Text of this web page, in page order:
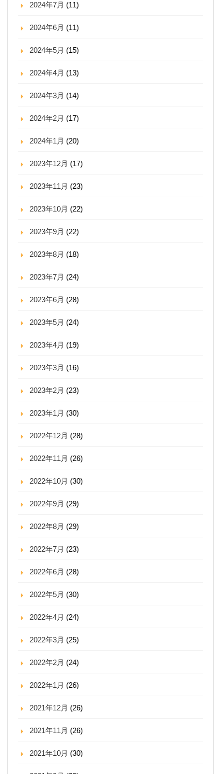
2024年7月 (11)
2024年6月 (11)
2024年5月 (15)
2024年4月 (13)
2024年3月 (14)
2024年2月 (17)
2024年1月 (20)
2023年12月 (17)
2023年11月 (23)
2023年10月 (22)
2023年9月 (22)
2023年8月 (18)
2023年7月 (24)
2023年6月 (28)
2023年5月 (24)
2023年4月 (19)
2023年3月 (16)
2023年2月 (23)
2023年1月 (30)
2022年12月 (28)
2022年11月 (26)
2022年10月 (30)
2022年9月 (29)
2022年8月 (29)
2022年7月 (23)
2022年6月 (28)
2022年5月 (30)
2022年4月 (24)
2022年3月 (25)
2022年2月 (24)
2022年1月 (26)
2021年12月 (26)
2021年11月 (26)
2021年10月 (30)